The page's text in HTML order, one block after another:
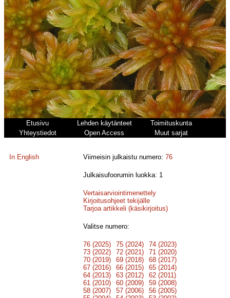
Etusivu Lehden käytänteet
Toimituskunta
Yhteystiedot
Open Access Muut sarjat
In English Viimeisin julkaistu numero:76
Julkaisufoorumin luokka: 1
Vertaisarviointimenettely
Kirjoitusohjeet tekijälle
Tarjoa artikkeli (käsikirjoitus)
Valitse numero:
76 (2025) 75 (2024)
74 (2023)
73 (2022)
72 (2021)
71 (2020)
70 (2019)
69 (2018)
68 (2017)
67 (2016)
66 (2015)
65 (2014)
64 (2013)
63 (2012)
62 (2011)
61 (2010)
60 (2009)
59 (2008)
58 (2007)
57 (2006)
56 (2005)